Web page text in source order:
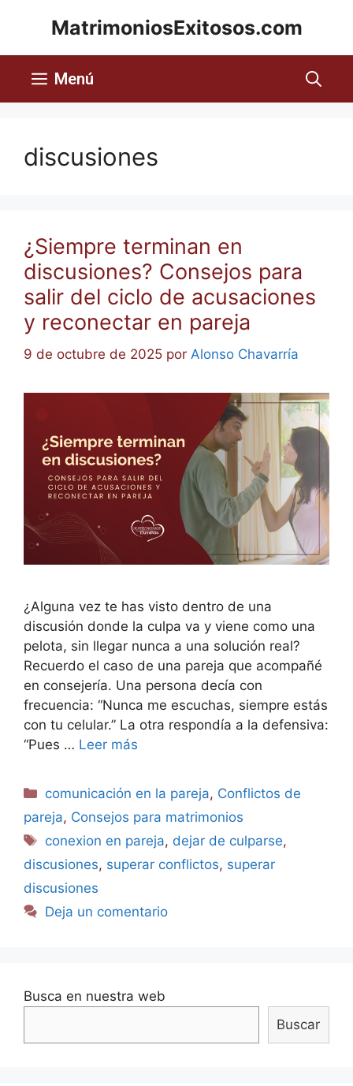
MatrimoniosExitosos.com
Menú
discusiones
¿Siempre terminan en
discusiones? Consejos para
salir del ciclo de acusaciones
y reconectar en pareja
9 de octubre de 2025 por Alonso Chavarría
¿Alguna vez te has visto dentro de una
discusión donde la culpa va y viene como una
pelota, sin llegar nunca a una solución real?
Recuerdo el caso de una pareja que acompañé
en consejería. Una persona decía con
frecuencia: “Nunca me escuchas, siempre estás
con tu celular.” La otra respondía a la defensiva:
“Pues … Leer más
comunicación en la pareja, Conflictos de
pareja, Consejos para matrimonios
conexion en pareja, dejar de culparse,
discusiones, superar conflictos, superar
discusiones
Deja un comentario
Busca en nuestra web
Buscar